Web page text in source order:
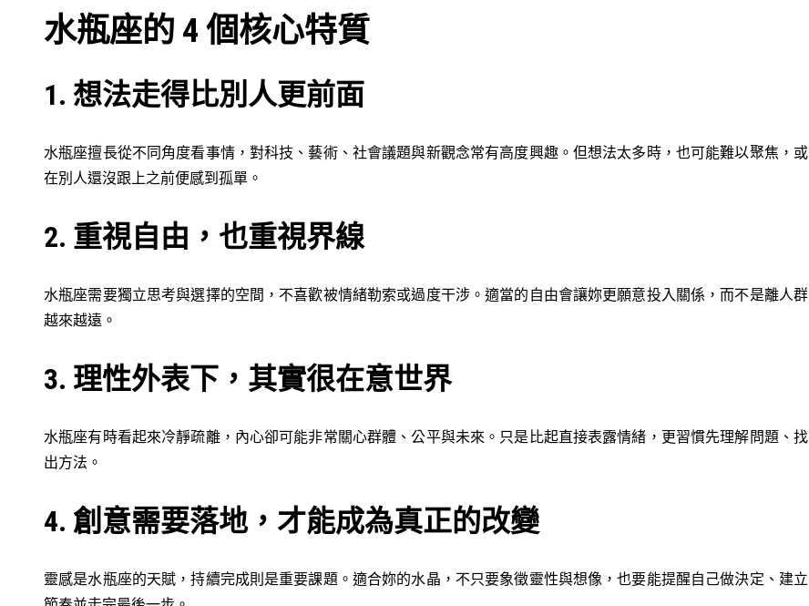
水瓶座的 4 個核心特質
1. 想法走得比別人更前面
水瓶座擅長從不同角度看事情，對科技、藝術、社會議題與新觀念常有高度興趣。但想法太多時，也可能難以聚焦，或
在別人還沒跟上之前便感到孤單。
2. 重視自由，也重視界線
水瓶座需要獨立思考與選擇的空間，不喜歡被情緒勒索或過度干涉。適當的自由會讓妳更願意投入關係，而不是離人群
越來越遠。
3. 理性外表下，其實很在意世界
水瓶座有時看起來冷靜疏離，內心卻可能非常關心群體、公平與未來。只是比起直接表露情緒，更習慣先理解問題、找
出方法。
4. 創意需要落地，才能成為真正的改變
靈感是水瓶座的天賦，持續完成則是重要課題。適合妳的水晶，不只要象徵靈性與想像，也要能提醒自己做決定、建立